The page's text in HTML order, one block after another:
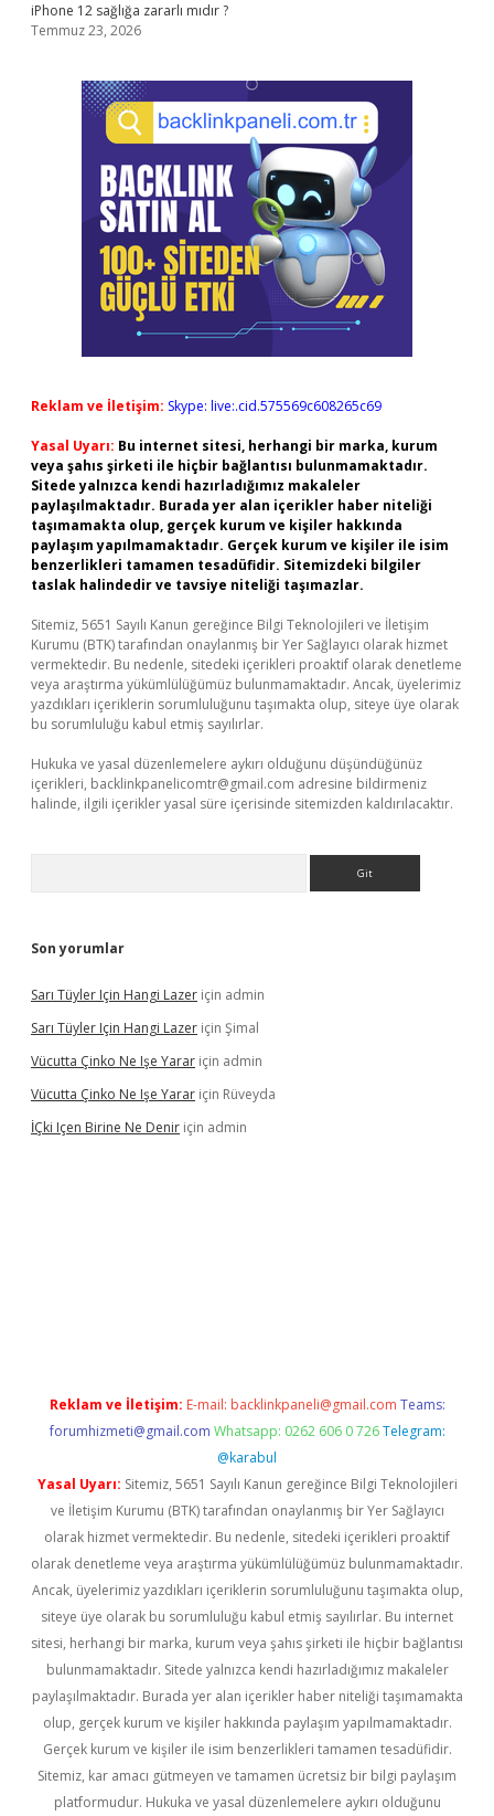
iPhone 12 sağlığa zararlı mıdır ?
Temmuz 23, 2026
Reklam ve İletişim: Skype: live:.cid.575569c608265c69
Yasal Uyarı: Bu internet sitesi, herhangi bir marka, kurum
veya şahıs şirketi ile hiçbir bağlantısı bulunmamaktadır.
Sitede yalnızca kendi hazırladığımız makaleler
paylaşılmaktadır. Burada yer alan içerikler haber niteliği
taşımamakta olup, gerçek kurum ve kişiler hakkında
paylaşım yapılmamaktadır. Gerçek kurum ve kişiler ile isim
benzerlikleri tamamen tesadüfidir. Sitemizdeki bilgiler
taslak halindedir ve tavsiye niteliği taşımazlar.
Sitemiz, 5651 Sayılı Kanun gereğince Bilgi Teknolojileri ve İletişim
Kurumu (BTK) tarafından onaylanmış bir Yer Sağlayıcı olarak hizmet
vermektedir. Bu nedenle, sitedeki içerikleri proaktif olarak denetleme
veya araştırma yükümlülüğümüz bulunmamaktadır. Ancak, üyelerimiz
yazdıkları içeriklerin sorumluluğunu taşımakta olup, siteye üye olarak
bu sorumluluğu kabul etmiş sayılırlar.
Hukuka ve yasal düzenlemelere aykırı olduğunu düşündüğünüz
içerikleri, backlinkpanelicomtr@gmail.com adresine bildirmeniz
halinde, ilgili içerikler yasal süre içerisinde sitemizden kaldırılacaktır.
Son yorumlar
Sarı Tüyler Için Hangi Lazer için admin
Sarı Tüyler Için Hangi Lazer için Şimal
Vücutta Çinko Ne Işe Yarar için admin
Vücutta Çinko Ne Işe Yarar için Rüveyda
İÇki Içen Birine Ne Denir için admin
Reklam ve İletişim: E-mail: backlinkpaneli@gmail.com Teams:
forumhizmeti@gmail.com Whatsapp: 0262 606 0 726 Telegram:
@karabul
Yasal Uyarı: Sitemiz, 5651 Sayılı Kanun gereğince Bilgi Teknolojileri
ve İletişim Kurumu (BTK) tarafından onaylanmış bir Yer Sağlayıcı
olarak hizmet vermektedir. Bu nedenle, sitedeki içerikleri proaktif
olarak denetleme veya araştırma yükümlülüğümüz bulunmamaktadır.
Ancak, üyelerimiz yazdıkları içeriklerin sorumluluğunu taşımakta olup,
siteye üye olarak bu sorumluluğu kabul etmiş sayılırlar. Bu internet
sitesi, herhangi bir marka, kurum veya şahıs şirketi ile hiçbir bağlantısı
bulunmamaktadır. Sitede yalnızca kendi hazırladığımız makaleler
paylaşılmaktadır. Burada yer alan içerikler haber niteliği taşımamakta
olup, gerçek kurum ve kişiler hakkında paylaşım yapılmamaktadır.
Gerçek kurum ve kişiler ile isim benzerlikleri tamamen tesadüfidir.
Sitemiz, kar amacı gütmeyen ve tamamen ücretsiz bir bilgi paylaşım
platformudur. Hukuka ve yasal düzenlemelere aykırı olduğunu